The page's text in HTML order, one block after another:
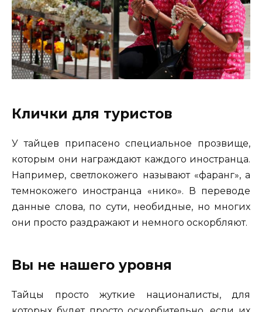
Клички для туристов
У тайцев припасено специальное прозвище,
которым они награждают каждого иностранца.
Например, светлокожего называют «фаранг», а
темнокожего иностранца «нико». В переводе
данные слова, по сути, необидные, но многих
они просто раздражают и немного оскорбляют.
Вы не нашего уровня
Тайцы просто жуткие националисты, для